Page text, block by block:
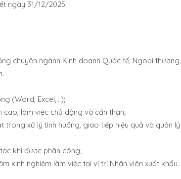
ngày 31/12/2025.
chuyên ngành Kinh doanh Quốc tế, Ngoại thương,
(Word, Excel,…);
cao, làm việc chủ động và cẩn thận;
trong xử lý tình huống, giao tiếp hiệu quả và quản lý
khi được phân công;
kinh nghiệm làm việc tại vị trí Nhân viên xuất khẩu.